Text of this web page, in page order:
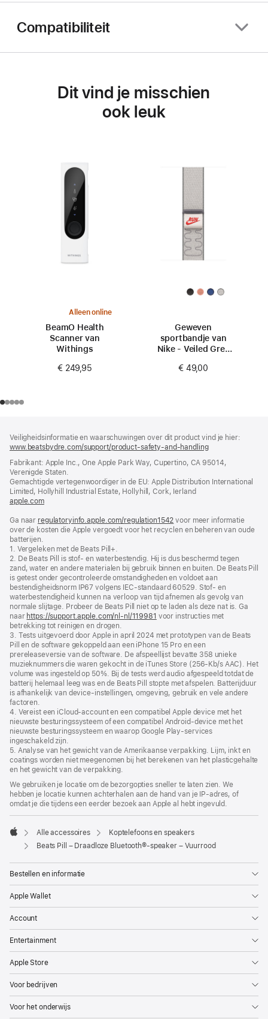
Compatibiliteit
Dit vind je misschien
ook leuk
Alleen online
BeamO Health
Scanner van
Withings
€ 249,95
Geweven
sportbandje van
Nike - Veiled Grey
€ 49,00
Veiligheidsinformatie en waarschuwingen over dit product vind je hier:
www.beatsbydre.com/support/product-safety-and-handling(wordt
nieuw
geopend)
Fabrikant: Apple Inc., One Apple Park Way, Cupertino, CA 95014,
Verenigde Staten.
Gemachtigde vertegenwoordiger in de EU: Apple Distribution International
Limited, Hollyhill Industrial Estate, Hollyhill, Cork, Ierland
apple.com(wordt
nieuw
venster
Ga naar regulatoryinfo.apple.com/regulation1542 (wordt
in
geopend)
voor meer informatie
over de kosten die Apple vergoedt voor het recyclen en beheren van oude
batterijen.
1. Vergeleken met de Beats Pill+.
2. De Beats Pill is stof- en waterbestendig. Hij is dus beschermd tegen
zand, water en andere materialen bij gebruik binnen en buiten. De Beats Pill
is getest onder gecontroleerde omstandigheden en voldoet aan
bestendigheidsnorm IP67 volgens IEC‑standaard 60529. Stof- en
waterbestendigheid kunnen na verloop van tijd afnemen als gevolg van
normale slijtage. Probeer de Beats Pill niet op te laden als deze nat is. Ga
naar https://support.apple.com/nl-nl/119981 voor instructies met
betrekking tot reinigen en drogen.
3. Tests uitgevoerd door Apple in april 2024 met prototypen van de Beats
Pill en de software gekoppeld aan een iPhone 15 Pro en een
prereleaseversie van de software. De afspeellijst bevatte 358 unieke
muzieknummers die waren gekocht in de iTunes Store (256-Kb/s AAC). Het
volume was ingesteld op 50%. Bij de tests werd audio afgespeeld totdat de
batterij helemaal leeg was en de Beats Pill stopte met afspelen. Batterijduur
is afhankelijk van device-instellingen, omgeving, gebruik en vele andere
factoren.
4. Vereist een iCloud-account en een compatibel Apple device met het
nieuwste besturingssysteem of een compatibel Android-device met het
nieuwste besturingssysteem en waarop Google Play-services
ingeschakeld zijn.
5. Analyse van het gewicht van de Amerikaanse verpakking. Lijm, inkt en
coatings worden niet meegenomen bij het berekenen van het plastic­gehalte
en het gewicht van de verpakking.
We gebruiken je locatie om de bezorgopties sneller te laten zien. We
hebben je locatie kunnen achterhalen aan de hand van je IP-adres, of
omdat je die tijdens een eerder bezoek aan Apple al hebt ingevuld.
Apple
Alle accessoires
Koptelefoons en speakers
Beats Pill – Draadloze Bluetooth®-speaker – Vuurrood
Bestellen en informatie
Apple Wallet
Account
Entertainment
Apple Store
Voor bedrijven
Voor het onderwijs